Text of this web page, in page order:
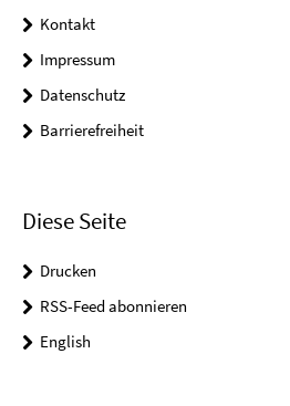
Kontakt
Impressum
Datenschutz
Barrierefreiheit
Diese Seite
Drucken
RSS-Feed abonnieren
English